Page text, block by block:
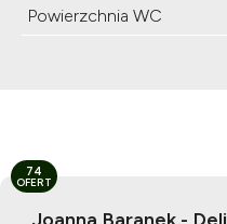
Powierzchnia WC
Joanna Baranek -
74
OFERT